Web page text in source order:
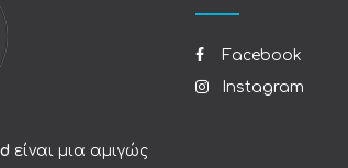
είναι μια αμιγώς
Facebook
Instagram